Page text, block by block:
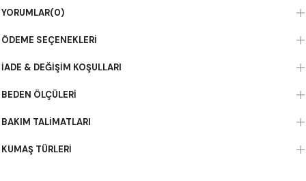
YORUMLAR(0)
ÖDEME SEÇENEKLERI
İADE & DEĞIŞIM KOŞULLARI
BEDEN ÖLÇÜLERI
BAKIM TALIMATLARI
KUMAŞ TÜRLERI